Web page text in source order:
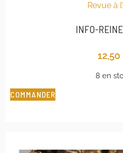
Revue à
INFO-
12,50
8 en
COMMANDER